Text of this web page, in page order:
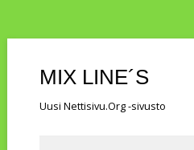
MIX LINE´S
Uusi Nettisivu.Org -sivusto